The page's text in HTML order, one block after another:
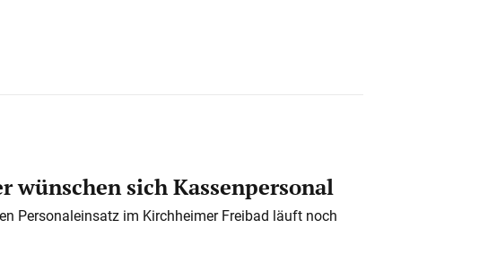
wünschen sich Kassenpersonal
Personaleinsatz im Kirchheimer Freibad läuft noch